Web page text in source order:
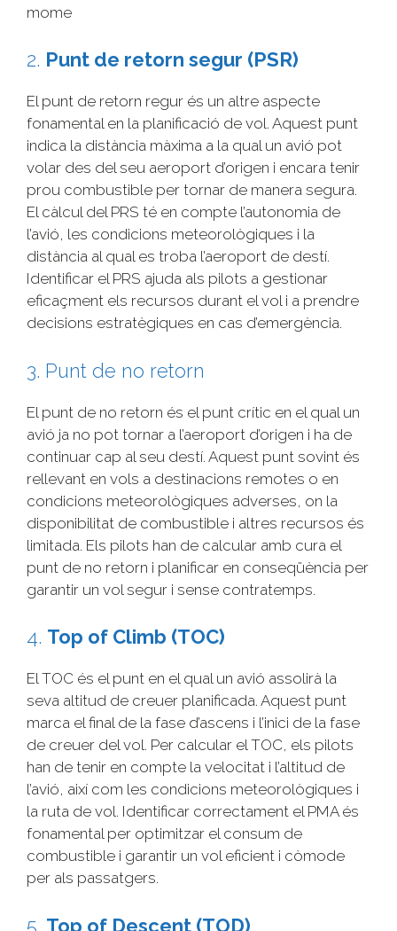
mome
2. Punt de retorn segur (PSR)
El punt de retorn regur és un altre aspecte
fonamental en la planificació de vol. Aquest punt
indica la distància màxima a la qual un avió pot
volar des del seu aeroport d’origen i encara tenir
prou combustible per tornar de manera segura.
El càlcul del PRS té en compte l’autonomia de
l’avió, les condicions meteorològiques i la
distància al qual es troba l’aeroport de destí.
Identificar el PRS ajuda als pilots a gestionar
eficaçment els recursos durant el vol i a prendre
decisions estratègiques en cas d’emergència.
3. Punt de no retorn
El punt de no retorn és el punt crític en el qual un
avió ja no pot tornar a l’aeroport d’origen i ha de
continuar cap al seu destí. Aquest punt sovint és
rellevant en vols a destinacions remotes o en
condicions meteorològiques adverses, on la
disponibilitat de combustible i altres recursos és
limitada. Els pilots han de calcular amb cura el
punt de no retorn i planificar en conseqüència per
garantir un vol segur i sense contratemps.
4. Top of Climb (TOC)
El TOC és el punt en el qual un avió assolirà la
seva altitud de creuer planificada. Aquest punt
marca el final de la fase d’ascens i l’inici de la fase
de creuer del vol. Per calcular el TOC, els pilots
han de tenir en compte la velocitat i l’altitud de
l’avió, així com les condicions meteorològiques i
la ruta de vol. Identificar correctament el PMA és
fonamental per optimitzar el consum de
combustible i garantir un vol eficient i còmode
per als passatgers.
5. Top of Descent (TOD)